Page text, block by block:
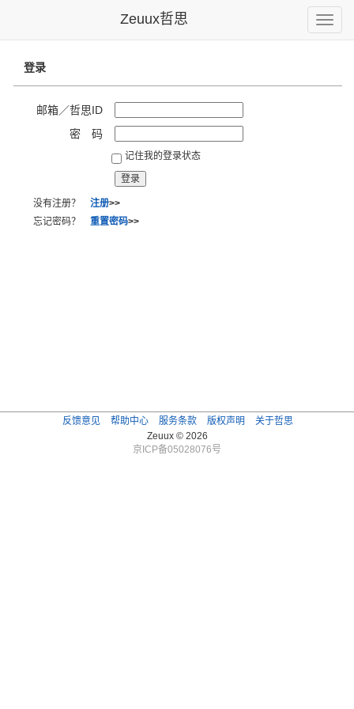
Toggle
Zeuux哲思
登录
邮箱／哲思ID
密 码
记住我的登录状态
没有注册？ 注册>>
忘记密码？ 重置密码>>
反馈意见 帮助中心 服务条款 版权声明
关于哲思
Zeuux © 2026
京ICP备05028076号